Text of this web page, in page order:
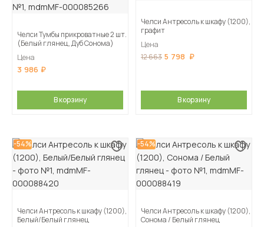
Челси Тумбы прикроватные 2 шт.
(Белый глянец, Дуб Сонома)
Цена
3 986
В корзину
Челси Антресоль к шкафу (1200),
графит
Цена
12 663 5 798
В корзину
-54%
Челси Антресоль к шкафу (1200),
Белый/Белый глянец
-54%
Челси Антресоль к шкафу (1200),
Сонома / Белый глянец